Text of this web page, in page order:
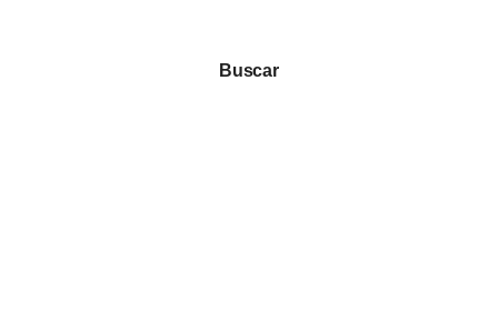
Buscar